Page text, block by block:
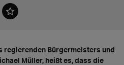
regierenden Bürgermeisters und
Müller, heißt es, dass die